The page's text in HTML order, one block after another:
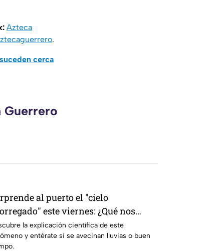
Azteca
.
cerca
Guerrero
al puerto el "cielo
este viernes: ¿Qué nos
en el clima?
la explicación científica de este
y entérate si se avecinan lluvias o buen